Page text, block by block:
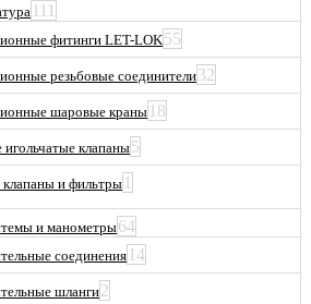
111
фитинги LET-LOK55
резьбовые соединители32
шаровые краны 18
клапаны5
клапаны и фильтры 1
и манометры64
соединения 14
шланги2